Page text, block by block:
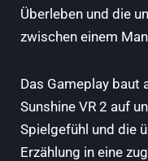
Überleben und die
zwischen einem
Das Gameplay baut
Sunshine VR 2 auf
Spielgefühl und die
Erzählung in eine